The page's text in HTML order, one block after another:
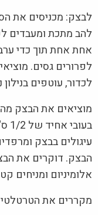
לבצק: מכניסים את
להב מתכת ומעבדים
אחת אחת תוך כדי
לפרורים גסים.
לכדור, עוטפים
מוציאים את הבצק
עיגולים בבצק
הבצק. דוקרים את
אלומיניום ומניחים
מקררים את